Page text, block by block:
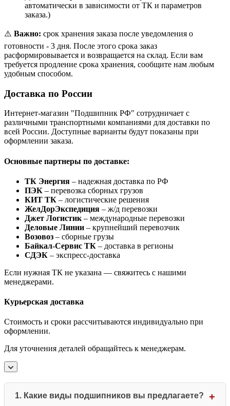
автоматически в зависимости от ТК и параметров
заказа.)
⚠️ Важно: срок хранения заказа после уведомления о
готовности - 3 дня. После этого срока заказ
расформировывается и возвращается на склад. Если вам
требуется продление срока хранения, сообщите нам любым
удобным способом.
Доставка по России
Интернет-магазин "Подшипник РФ" сотрудничает с
различными транспортными компаниями для доставки по
всей России. Доступные варианты будут показаны при
оформлении заказа.
Основные партнеры по доставке:
ТК Энергия – надежная доставка по РФ
ПЭК – перевозка сборных грузов
КИТ ТК – логистические решения
ЖелДорЭкспедиция – ж/д перевозки
Джет Логистик – международные перевозки
Деловые Линии – крупнейший перевозчик
Возовоз – сборные грузы
Байкал-Сервис ТК – доставка в регионы
СДЭК – экспресс-доставка
Если нужная ТК не указана — свяжитесь с нашими
менеджерами.
Курьерская доставка
Стоимость и сроки рассчитываются индивидуально при
оформлении.
Для уточнения деталей обращайтесь к менеджерам.
1. Какие виды подшипников вы предлагаете?